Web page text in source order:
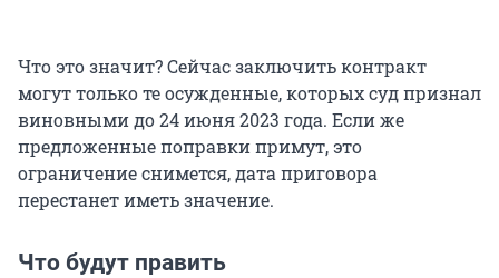
Что это значит? Сейчас заключить контракт
могут только те осужденные, которых суд признал
виновными до 24 июня 2023 года. Если же
предложенные поправки примут, это
ограничение снимется, дата приговора
перестанет иметь значение.
Что будут править